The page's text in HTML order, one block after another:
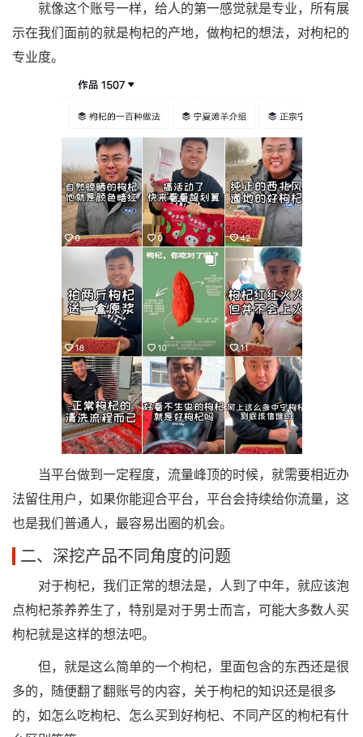
就像这个账号一样，给人的第一感觉就是专业，所有展
示在我们面前的就是枸杞的产地，做枸杞的想法，对枸杞的
专业度。
当平台做到一定程度，流量峰顶的时候，就需要相近办
法留住用户，如果你能迎合平台，平台会持续给你流量，这
也是我们普通人，最容易出圈的机会。
二、深挖产品不同角度的问题
对于枸杞，我们正常的想法是，人到了中年，就应该泡
点枸杞茶养养生了，特别是对于男士而言，可能大多数人买
枸杞就是这样的想法吧。
但，就是这么简单的一个枸杞，里面包含的东西还是很
多的，随便翻了翻账号的内容，关于枸杞的知识还是很多
的，如怎么吃枸杞、怎么买到好枸杞、不同产区的枸杞有什